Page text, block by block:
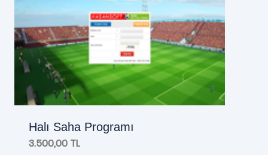
Halı Saha Programı
3.500,00 TL